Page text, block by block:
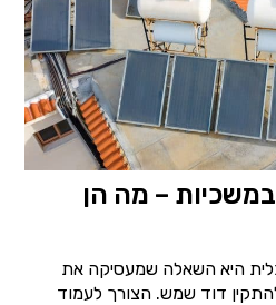
– מה הן
היא השאלה שמעסיקה את
דוד שמש. הצורך לעמוד